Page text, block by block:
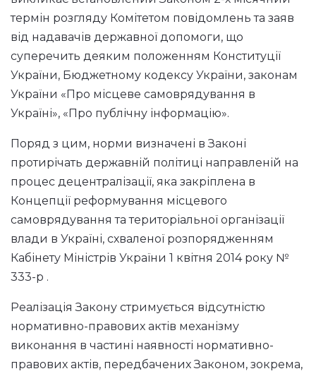
термін розгляду Комітетом повідомлень та заяв
від надавачів державної допомоги, що
суперечить деяким положенням Конституції
України, Бюджетному кодексу України, законам
України «Про місцеве самоврядування в
Україні», «Про публічну інформацію».
Поряд з цим, норми визначені в Законі
протирічать державній політиці направленій на
процес децентралізації, яка закріплена в
Концепції реформування місцевого
самоврядування та територіальної організації
влади в Україні, схваленої розпорядженням
Кабінету Міністрів України 1 квітня 2014 року №
333-р .
Реалізація Закону стримується відсутністю
нормативно-правових актів механізму
виконання в частині наявності нормативно-
правових актів, передбачених Законом, зокрема,